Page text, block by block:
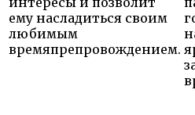
ему насладиться своим
любимым
времяпрепровождением.